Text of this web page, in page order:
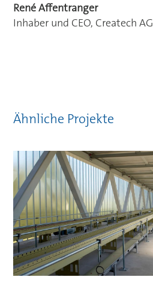
René Affentranger
Inhaber und CEO, Createch AG
Ähnliche Projekte